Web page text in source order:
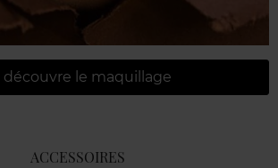
découvre le maquillage
ACCESSOIRES